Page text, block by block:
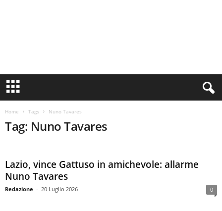
n
Home Tags Nuno Tavares
Tag: Nuno Tavares
Lazio, vince Gattuso in amichevole: allarme
Nuno Tavares
Redazione - 20 Luglio 2026 0